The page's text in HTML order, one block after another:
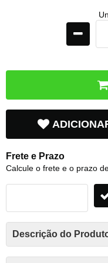
Frete e Prazo
Calcule o frete e o prazo
Descrição do